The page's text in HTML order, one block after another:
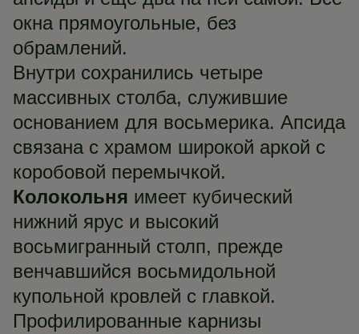
окна прямоугольные, без
обрамлений.
Внутри сохранились четыре
массивных столба, служившие
основанием для восьмерика. Апсида
связана с храмом широкой аркой с
коробовой перемычкой.
Колокольня имеет кубический
нижний ярус и высокий
восьмигранный столп, прежде
венчавшийся восьмидольной
купольной кровлей с главкой.
Профилированные карнизы